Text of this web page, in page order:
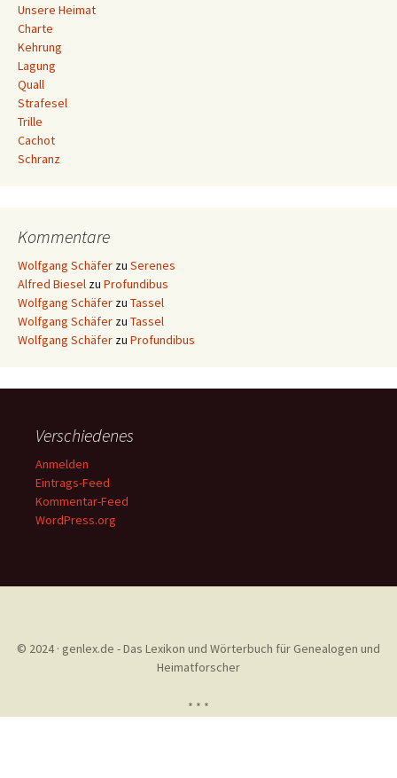
Unsere Heimat
Charte
Kehrung
Lagung
Quall
Strafesel
Trille
Cachot
Schranz
Kommentare
Wolfgang Schäfer zu Serenes
Alfred Biesel zu Profundibus
Wolfgang Schäfer zu Tassel
Wolfgang Schäfer zu Tassel
Wolfgang Schäfer zu Profundibus
Verschiedenes
Anmelden
Eintrags-Feed
Kommentar-Feed
WordPress.org
© 2024 · genlex.de - Das Lexikon und Wörterbuch für Genealogen und
Heimatforscher
* * *